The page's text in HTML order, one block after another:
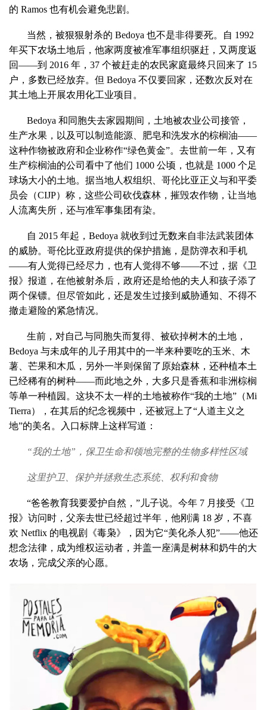
的 Ramos 也有机会避免悲剧。
当然，被狠狠射杀的 Bedoya 也不是非得要死。自 1992
年买下农场土地后，他家两度被准军事组织驱赶，又两度返
回——到 2016 年，37 个被赶走的农民家庭最终只回来了 15
户，多数已经放弃。但 Bedoya 不仅要回家，还数次反对在
其土地上开展农用化工业项目。
Bedoya 和同胞失去家园期间，土地被农业公司接管，
生产水果，以及可以制造能源、肥皂和洗发水的棕榈油——
这种作物被政府和企业称作“绿色黄金”。去世前一年，又有
生产棕榈油的公司看中了他们 1000 公顷，也就是 1000 个足
球场大小的土地。据当地人权组织、哥伦比亚正义与和平委
员会（CIJP）称，这些公司砍伐森林，摧毁农作物，让当地
人流离失所，还与准军事集团有染。
自 2015 年起，Bedoya 就收到过无数来自非法武装团体
的威胁。哥伦比亚政府提供的保护措施，是防弹衣和手机
——有人觉得已经尽力，也有人觉得不够——不过，据《卫
报》报道，在他被射杀后，政府还是给他的夫人和孩子添了
两个保镖。但尽管如此，还是发生过接到威胁通知、不得不
撤走避险的紧急情况。
生前，对自己与同胞失而复得、被砍掉树木的土地，
Bedoya 与未成年的儿子用其中的一半来种要吃的玉米、木
薯、芒果和木瓜，另外一半则保留了原始森林，还种植本土
已经稀有的树种——而此地之外，大多只是香蕉和非洲棕榈
等单一种植园。这块不太一样的土地被称作“我的土地”（Mi
Tierra），在其后的纪念视频中，还被冠上了“人道主义之
地”的美名。入口标牌上这样写道：
“我的土地”，保卫生命和领地完整的生物多样性区域
这里护卫、保护并拯救生态系统、权利和食物
“爸爸教育我要爱护自然，”儿子说。今年 7 月接受《卫
报》访问时，父亲去世已经超过半年，他刚满 18 岁，不喜
欢 Netflix 的电视剧《毒枭》，因为它“美化杀人犯”——他还
想念法律，成为维权运动者，并盖一座满是树林和奶牛的大
农场，完成父亲的心愿。